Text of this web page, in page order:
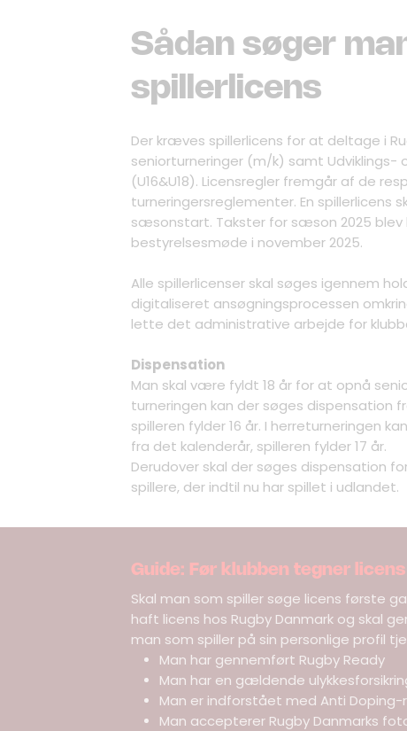
Sådan søger
spillerlicens
Der kræves spillerlicens for at deltage i
seniorturneringer (m/k) samt Udviklings-
(U16&U18). Licensregler fremgår af de
turneringersreglementer. En spillerlicens
sæsonstart. Takster for sæson 2025
bestyrelsesmøde i november 2025.
Alle spillerlicenser skal søges igennem
digitaliseret ansøgningsprocessen
lette det administrative arbejde for
Dispensation
Man skal være fyldt 18 år for at opnå
turneringen kan der søges dispensation
spilleren fylder 16 år. I herreturneringen
fra det kalenderår, spilleren fylder 17 år.
Derudover skal der søges dispensation
spillere, der indtil nu har spillet i udlandet.
Guide: Før klubben tegner
Skal man som spiller søge licens første
haft licens hos Rugby Danmark og skal
man som spiller på sin personlige profil
Man har gennemført Rugby Ready
Man har en gældende
Man er indforstået med Anti Doping-
Man accepterer Rugby Danmarks